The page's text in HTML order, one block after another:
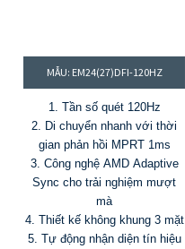
MẪU: EM24(27)DFI-120HZ
1. Tần số quét 120Hz
2. Di chuyển nhanh với thời
gian phản hồi MPRT 1ms
3. Công nghệ AMD Adaptive
Sync cho trải nghiệm mượt
mà
4. Thiết kế không khung 3 mặt
5. Tự động nhận diện tín hiệu